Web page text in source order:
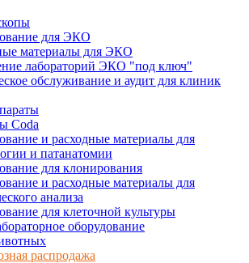
для ЭКО
материалы для ЭКО
лабораторий ЭКО "под ключ"
обслуживание и аудит для клиник
Coda
и расходные материалы для
и патанатомии
для клонирования
и расходные материалы для
анализа
для клеточной культуры
оборудование
распродажа